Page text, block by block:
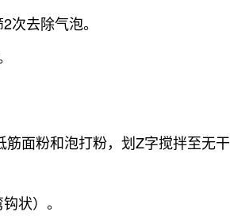
去除气泡。
面粉和泡打粉，划Z字搅拌至无干
状）。